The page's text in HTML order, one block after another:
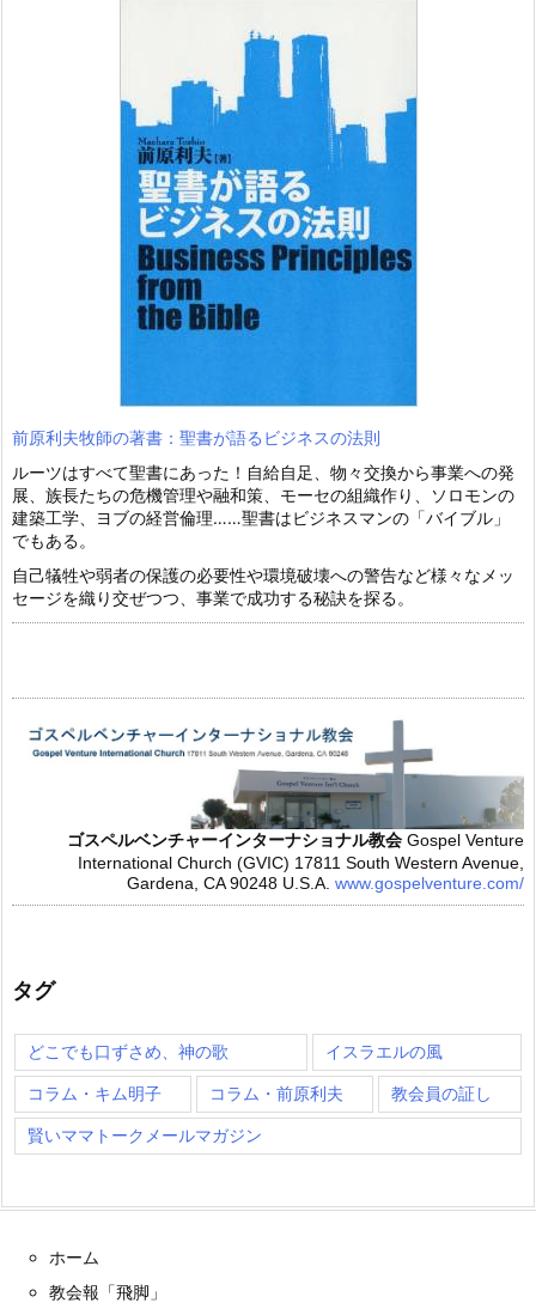
前原利夫牧師の著書：聖書が語るビジネスの法則
ルーツはすべて聖書にあった！自給自足、物々交換から事業への発
展、族長たちの危機管理や融和策、モーセの組織作り、ソロモンの
建築工学、ヨブの経営倫理……聖書はビジネスマンの「バイブル」
でもある。
自己犠牲や弱者の保護の必要性や環境破壊への警告など様々なメッ
セージを織り交ぜつつ、事業で成功する秘訣を探る。
ゴスペルベンチャーインターナショナル教会 Gospel Venture
International Church (GVIC) 17811 South Western Avenue,
Gardena, CA 90248 U.S.A. www.gospelventure.com/
タグ
どこでも口ずさめ、神の歌 イスラエルの風
コラム・キム明子 コラム・前原利夫 教会員の証し
賢いママトークメールマガジン
ホーム
教会報「飛脚」